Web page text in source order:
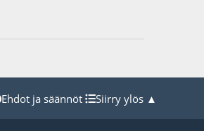
Ehdot ja säännöt Siirry ylös ▲